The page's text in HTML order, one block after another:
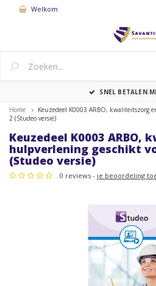
Welkom
SNEL BETALEN
Home
Keuzedeel K0003 ARBO, kwaliteitszorg
2 (Studeo versie)
Keuzedeel K0003 ARBO,
hulpverlening geschikt
(Studeo versie)
0 reviews - je beoordeling